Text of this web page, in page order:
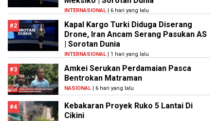
INTERNASIONAL | 6 hari yang lalu
#2
Kapal Kargo Turki Diduga Diserang
Drone, Iran Ancam Serang Pasukan AS
| Sorotan Dunia
INTERNASIONAL | 1 hari yang lalu
#3
Amkei Serukan Perdamaian Pasca
Bentrokan Matraman
NASIONAL | 6 hari yang lalu
#4
Kebakaran Proyek Ruko 5 Lantai Di
Cikini